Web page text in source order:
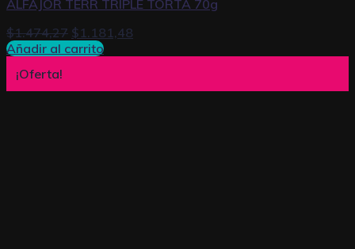
ALFAJOR TERR TRIPLE TORTA 70g
$1.474,27 $ 1.181,48
Añadir al carrito
¡Oferta!